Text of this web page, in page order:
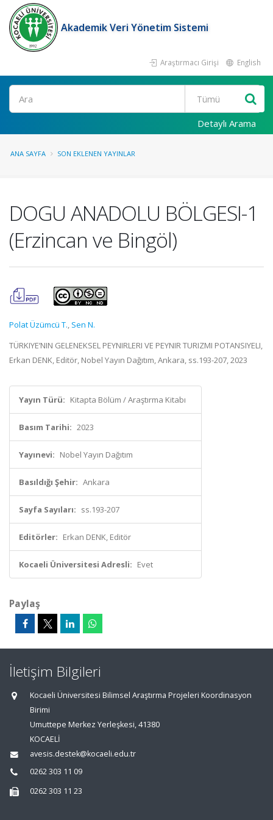
Akademik Veri Yönetim Sistemi
Araştırmacı Girişi English
Ara
Detaylı Arama
ANA SAYFA SON EKLENEN YAYINLAR
DOGU ANADOLU BÖLGESI-1
(Erzincan ve Bingöl)
Polat Üzümcü T., Sen N.
TÜRKIYE’NIN GELENEKSEL PEYNIRLERI VE PEYNIR TURIZMI POTANSIYELI,
Erkan DENK, Editör, Nobel Yayın Dağıtım, Ankara, ss.193-207, 2023
Yayın Türü: Kitapta Bölüm / Araştırma Kitabı
Basım Tarihi: 2023
Yayınevi: Nobel Yayın Dağıtım
Basıldığı Şehir: Ankara
Sayfa Sayıları: ss.193-207
Editörler: Erkan DENK, Editör
Kocaeli Üniversitesi Adresli: Evet
Paylaş
İletişim Bilgileri
Kocaeli Üniversitesi Bilimsel Araştırma Projeleri Koordinasyon
Birimi
Umuttepe Merkez Yerleşkesi, 41380
KOCAELİ
avesis.destek@kocaeli.edu.tr
0262 303 11 09
0262 303 11 23